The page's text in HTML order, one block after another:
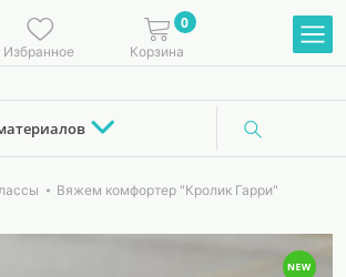
Избранное
0
Корзина
Вяжем комфортер "Кролик Гарри"